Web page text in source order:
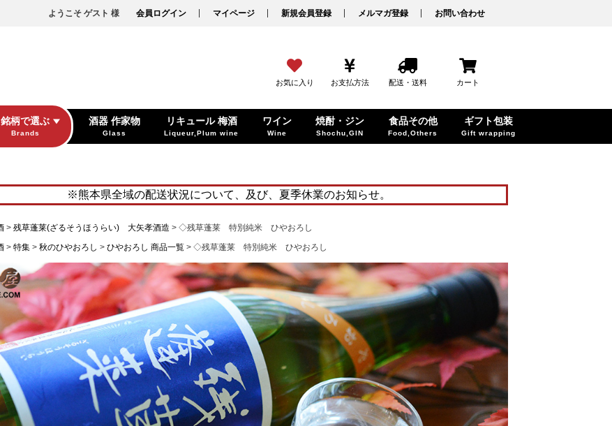
ようこそ ゲスト 様 会員ログイン マイページ 新規会員登録 メルマガ登録 お問い合わせ
お気に入り お支払方法 配送・送料 カート
銘柄で選ぶ
Brands
酒器 作家物
Glass
リキュール 梅酒
Liqueur,Plum wine
ワイン
Wine
焼酎・ジン
Shochu,GIN
食品その他
Food,Others
ギフト包装
Gift wrapping
※熊本県全域の配送状況について、及び、夏季休業のお知らせ。
残草蓬莱(ざるそうほうらい) 大矢孝酒造
◇残草蓬莱 特別純米 ひやおろし
特集 秋のひやおろし ひやおろし 商品一覧 ◇残草蓬莱 特別純米 ひやおろし